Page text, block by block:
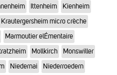
Ittenheim
Kienheim
Krautergersheim micro crèche
Marmoutier elÉmentaire
Mollkirch
Monswiller
Niedernai
Niederroedern